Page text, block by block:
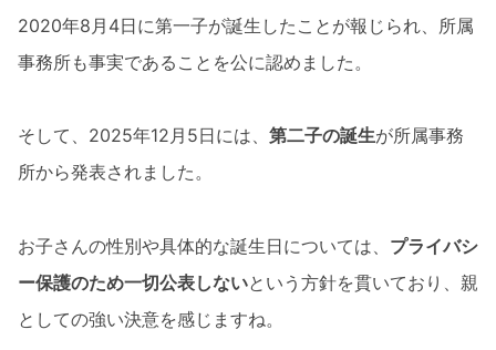
2020年8月4日に第一子が誕生したことが報じられ、所属
事務所も事実であることを公に認めました。
そして、2025年12月5日には、 第二子の誕生が所属事務
所から発表されました。
お子さんの性別や具体的な誕生日については、 プライバシ
ー保護のため一切公表しないという方針を貫いており、親
としての強い決意を感じますね。